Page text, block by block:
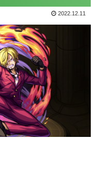
2022.12.11